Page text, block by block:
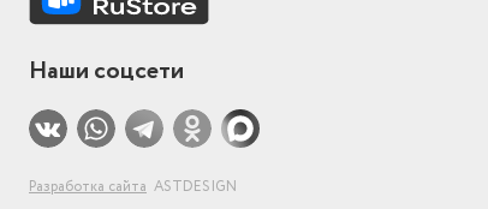
Наши соцсети
Разработка сайта ASTDESIGN